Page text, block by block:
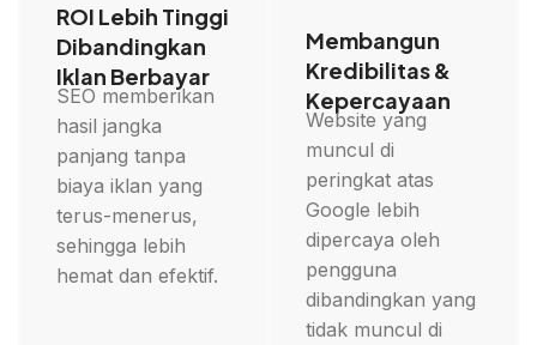
ROI Lebih Tinggi
Dibandingkan
Iklan Berbayar
SEO memberikan
hasil jangka
panjang tanpa
biaya iklan yang
terus-menerus,
sehingga lebih
hemat dan efektif.
Membangun
Kredibilitas &
Kepercayaan
Website yang
muncul di
peringkat atas
Google lebih
dipercaya oleh
pengguna
dibandingkan yang
tidak muncul di